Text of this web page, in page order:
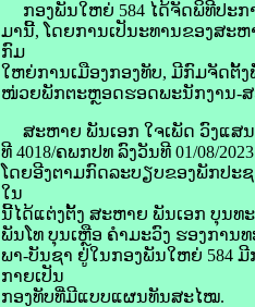
ກອງພັນໃຫຍ່ 584 ໄດ້ຈັດພິທີປະກ
ມານີ້, ໂດຍການເປັນະທານຂອງສະ
ກົມ
ໃຫຍ່ການເມືອງກອງທັບ, ມີກົມຈັດຕັ້
ໜ່ວຍພັກຕະຫຼອດຮອດພະນັກງານ-
ສະຫາຍ ພັນເອກ ໃຈເພັດ ວົງແສ
ທີ 4018/ຄພກປທ ລົງວັນທີ 01/08/
ໂດຍອີງຕາມກົດລະບຽບຂອງພັກປະ
ໃນ
ນີ້ໄດ້ແຕ່ງຕັ້ງ ສະຫາຍ ພັນເອກ ບຸນທ
ພັນໂທ ບຸນເຫຼືອ ຄໍາມະວົງ ຮອງການ
ພາ-ບັນຊາ ຢູ່ໃນກອງພັນໃຫຍ່ 584
ກາຍເປັນ
ກອງທັບທີ່ມີແບບແຜນທັນສະໄໝ.